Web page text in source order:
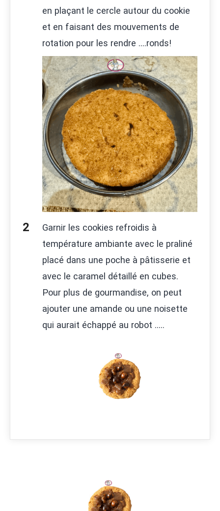
en plaçant le cercle autour du cookie
et en faisant des mouvements de
rotation pour les rendre ....ronds!
Garnir les cookies refroidis à
température ambiante avec le praliné
placé dans une poche à pâtisserie et
avec le caramel détaillé en cubes.
Pour plus de gourmandise, on peut
ajouter une amande ou une noisette
qui aurait échappé au robot .....